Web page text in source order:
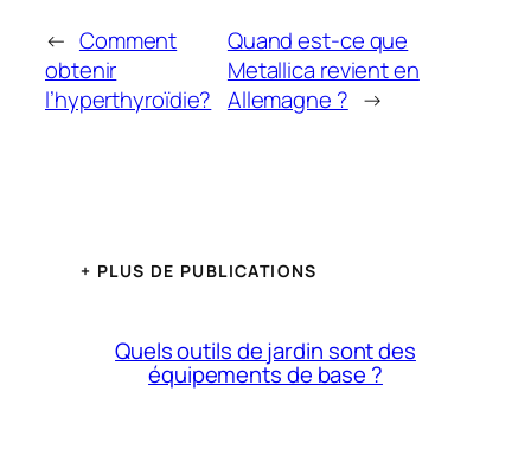
← Comment
obtenir
l’hyperthyroïdie?
Quand est-ce que
Metallica revient en
Allemagne ? →
+ PLUS DE PUBLICATIONS
Quels outils de jardin sont des
équipements de base ?